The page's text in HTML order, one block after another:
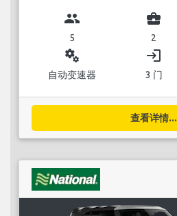
group
5
business_center
2
miscellaneous_services
自动变速器
login
3 门
查看详情...